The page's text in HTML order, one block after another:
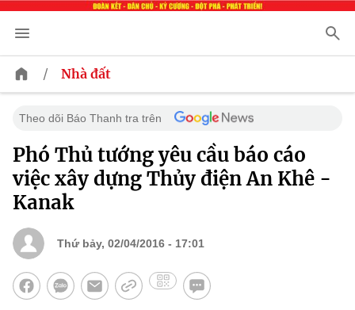
/ Nhà đất
Theo dõi Báo Thanh tra trên
Phó Thủ tướng yêu cầu báo cáo
việc xây dựng Thủy điện An Khê -
Kanak
Thứ bảy, 02/04/2016 - 17:01